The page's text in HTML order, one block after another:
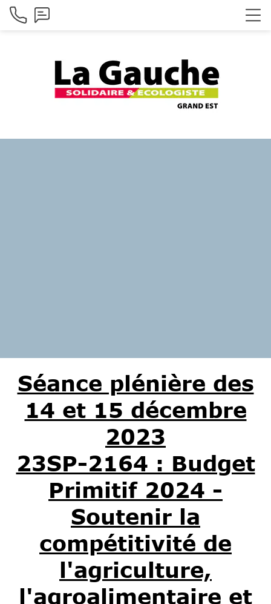
Séance plénière des
14 et 15 décembre
2023
23SP-2164 : Budget
Primitif 2024 -
Soutenir la
compétitivité de
l'agriculture,
l'agroalimentaire et